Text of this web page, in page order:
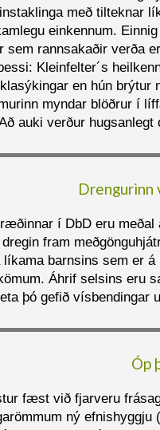
með tilteknar
einkennum.
sem rannsakaðir verða
Kleinfelter´s
en hún brýtur
myndar blöðrur í
auki verður
Drengurinn
í DbD eru
fram
líkama barnsins sem er
Áhrif selsins eru
þó gefið vísbendingar
Óp
fæst við fjarveru
ný